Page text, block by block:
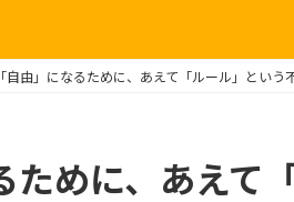
「自由」になるために、あえて「ルール」という
ために、あえて